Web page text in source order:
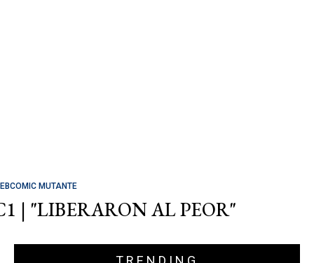
MUTANTE
| "LIBERARON AL PEOR"